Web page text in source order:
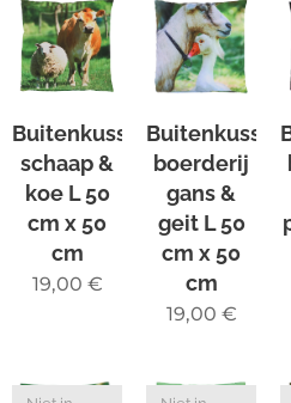
Buitenkussen
schaap &
koe L 50
cm x 50
cm
19,00 €
Buitenkussen
boerderij
gans &
geit L 50
cm x 50
cm
19,00 €